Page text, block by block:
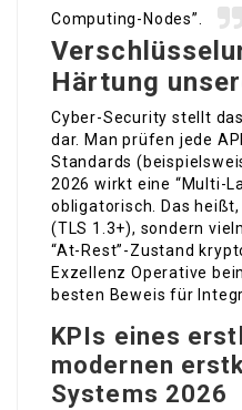
Computing-Nodes”.
Härtung
Cyber-Security stellt
dar. Man prüfen jede
Standards
2026 wirkt eine “Multi-
obligatorisch. Das
(TLS 1.3+), sondern
“At-Rest”-Zustand
Exzellenz Operative
besten Beweis für
KPIs eines
modernen
Systems 2026